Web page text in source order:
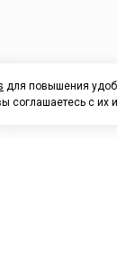
для повышения
соглашаетесь с их